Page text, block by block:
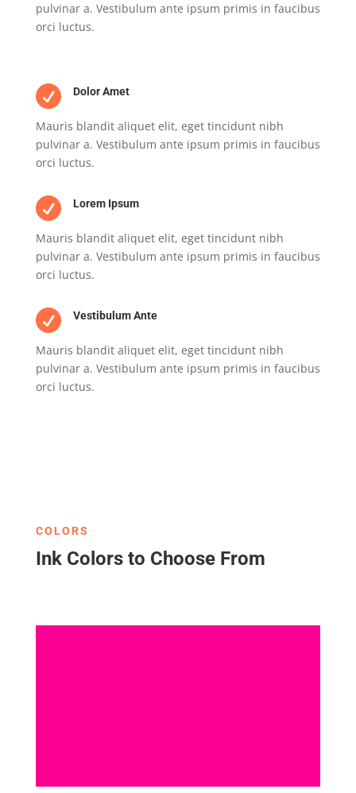
pulvinar a. Vestibulum ante ipsum primis in faucibus
orci luctus.
 Dolor Amet
Mauris blandit aliquet elit, eget tincidunt nibh
pulvinar a. Vestibulum ante ipsum primis in faucibus
orci luctus.
 Lorem Ipsum
Mauris blandit aliquet elit, eget tincidunt nibh
pulvinar a. Vestibulum ante ipsum primis in faucibus
orci luctus.
 Vestibulum Ante
Mauris blandit aliquet elit, eget tincidunt nibh
pulvinar a. Vestibulum ante ipsum primis in faucibus
orci luctus.
COLORS
Ink Colors to Choose From